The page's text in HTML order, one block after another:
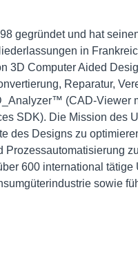
gegründet und hat
in
3D Computer Aided
Reparatur,
(CAD-Viewer
SDK). Die Mission des
des Designs zu
Prozessautomatisierung
600 international tätige
sowie